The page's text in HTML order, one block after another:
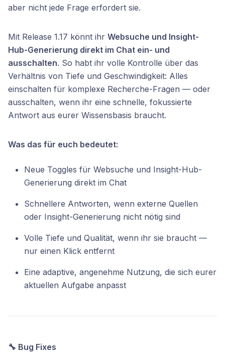
aber nicht jede Frage erfordert sie.
Mit Release 1.17 könnt ihr Websuche und Insight-
Hub-Generierung direkt im Chat ein- und
ausschalten. So habt ihr volle Kontrolle über das
Verhältnis von Tiefe und Geschwindigkeit: Alles
einschalten für komplexe Recherche-Fragen — oder
ausschalten, wenn ihr eine schnelle, fokussierte
Antwort aus eurer Wissensbasis braucht.
Was das für euch bedeutet:
Neue Toggles für Websuche und Insight-Hub-
Generierung direkt im Chat
Schnellere Antworten, wenn externe Quellen
oder Insight-Generierung nicht nötig sind
Volle Tiefe und Qualität, wenn ihr sie braucht —
nur einen Klick entfernt
Eine adaptive, angenehme Nutzung, die sich eurer
aktuellen Aufgabe anpasst
🔧 Bug Fixes